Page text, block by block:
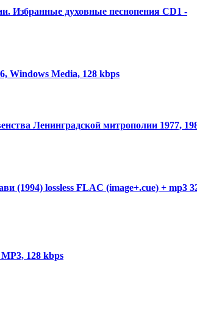
Избранные духовные песнопения CD1 -
Windows Media, 128 kbps
Ленинградско​й митрополии 1977,
(1994) lossless FLAC (image+.cue) + mp3
MP3, 128 kbps